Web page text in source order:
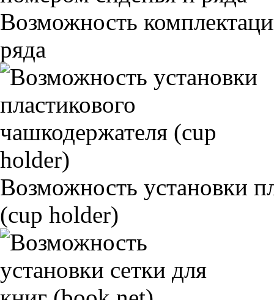
Возможность
ряда
Возможность установки
(cup holder)